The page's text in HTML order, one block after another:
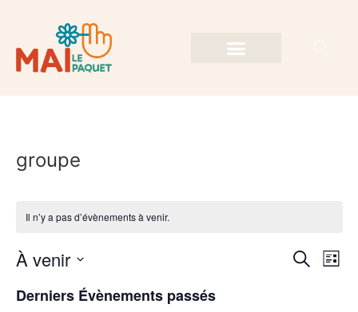
groupe
Il n’y a pas d’évènements à venir.
Recherche
Liste
À venir
une
date.
Derniers Évènements passés